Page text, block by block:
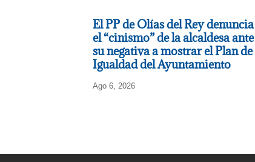
El PP de Olías del Rey denuncia
el “cinismo” de la alcaldesa ante
su negativa a mostrar el Plan de
Igualdad del Ayuntamiento
Ago 6, 2026